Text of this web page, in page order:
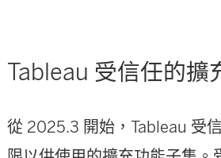
新
窗
Tableau 受信任的擴
從 2025.3 開始，Tableau 受